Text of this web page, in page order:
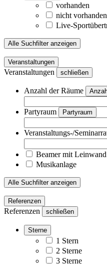
vorhanden
nicht vorhanden
Live-
Alle Suchfilter anzeigen
Veranstaltungen
Veranstaltungen schließen
Anzahl der Räume
Partyraum Partyraum
Veranstaltungs-/
Beamer mit Leinwand
Musikanlage
Alle Suchfilter anzeigen
Referenzen
Referenzen schließen
Sterne
1 Stern
2 Sterne
3 Sterne